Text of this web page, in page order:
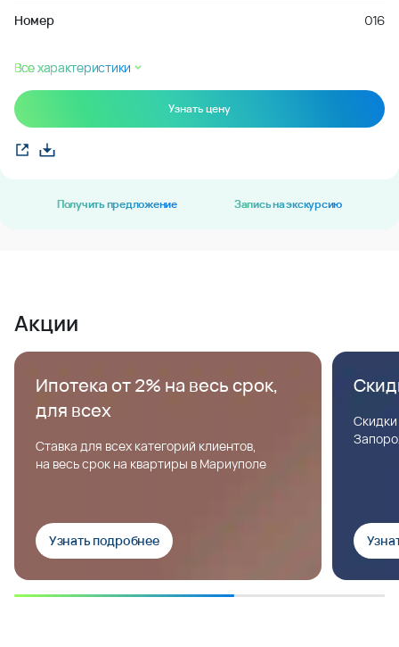
Номер 016
Все характеристики
Узнать цену
Получить предложение Запись на экскурсию
Акции
Ипотека от 2% на весь срок,
для всех
Ставка для всех категорий клиентов,
на весь срок на квартиры в Мариуполе
Узнать подробнее